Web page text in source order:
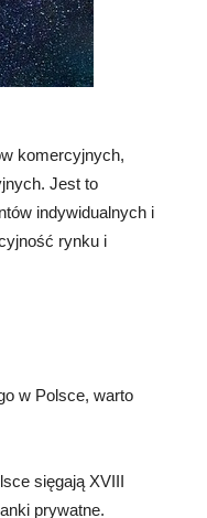
komercyjnych,
Jest to
indywidualnych i
rynku i
w Polsce, warto
sięgają XVIII
prywatne.